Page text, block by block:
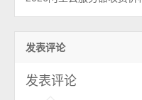
发表评论
发表评论